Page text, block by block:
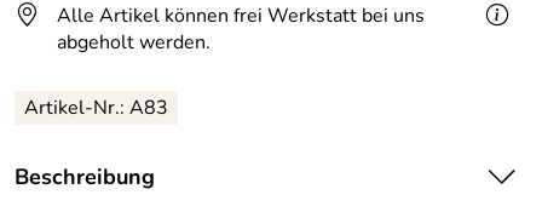
Alle Artikel können frei Werkstatt bei uns
abgeholt werden.
Artikel-Nr.: A83
Beschreibung